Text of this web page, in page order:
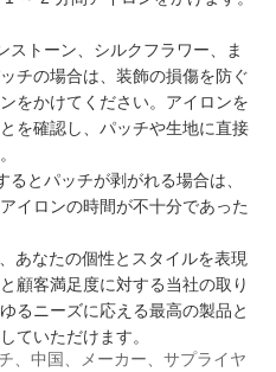
ストーン、シルクフラワー、ま
チの場合は、装飾の損傷を防ぐ
をかけてください。アイロンを
を確認し、パッチや生地に直接
とパッチが剥がれる場合は、
イロンの時間が不十分であった
あなたの個性とスタイルを表現
顧客満足度に対する当社の取り
るニーズに応える最高の製品と
ていただけます。
、中国、メーカー、サプライヤ